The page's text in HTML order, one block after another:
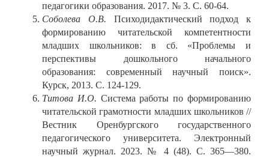
педагогики образования. 2017. № 3. С. 60-64.
Соболева О.В. Психодидактический подход к
формированию читательской компетентности
младших школьников: в сб. «Проблемы и
перспективы дошкольного начального
образования: современный научный поиск».
Курск, 2013. С. 124-129.
Титова И.О. Система работы по формированию
читательской грамотности младших школьников //
Вестник Оренбургского государственного
педагогического университета. Электронный
научный журнал. 2023. № 4 (48). С. 365—380.